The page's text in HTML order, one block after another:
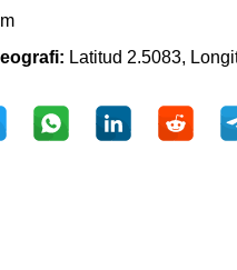
m
Latitud 2.5083,